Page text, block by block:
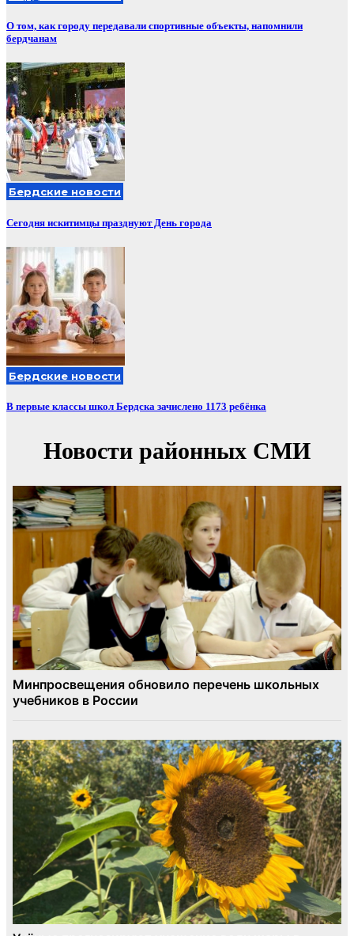
О том, как городу передавали спортивные объекты, напомнили
бердчанам
Бердские новости
Сегодня искитимцы празднуют День города
Бердские новости
В первые классы школ Бердска зачислено 1173 ребёнка